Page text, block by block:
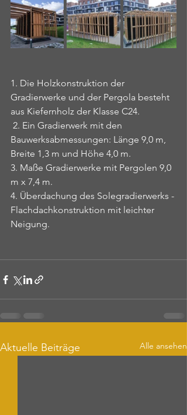
1. Die Holzkonstruktion der
Gradierwerke und der Pergola besteht
aus Kiefernholz der Klasse C24.
Bauwerksabmessungen: Länge 9,0 m,
Breite 1,3 m und Höhe 4,0 m.
3. Maße Gradierwerke mit Pergolen 9,0
m x 7,4 m.
4. Überdachung des Solegradierwerks -
Flachdachkonstruktion mit leichter
Neigung.
Aktuelle Beiträge Alle ansehen